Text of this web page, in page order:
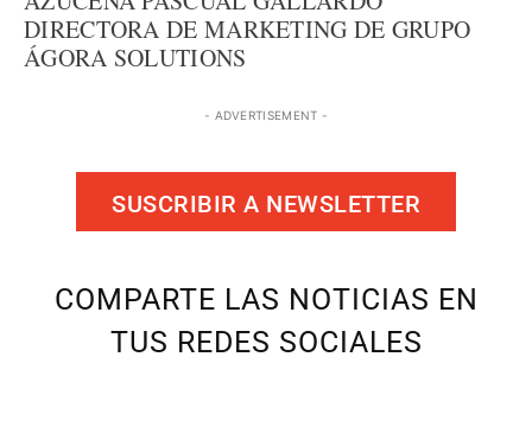
DIRECTORA DE MARKETING DE GRUPO
ÁGORA SOLUTIONS
- ADVERTISEMENT -
SUSCRIBIR A NEWSLETTER
COMPARTE LAS NOTICIAS EN
TUS REDES SOCIALES